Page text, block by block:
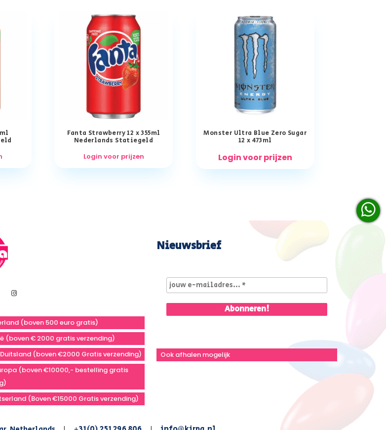
Fanta Strawberry 12 x 355ml
Nederlands Statiegeld
Login voor prijzen
Monster Ultra Blue Zero Sugar
12 x 473ml
Login voor prijzen
(boven 500 euro gratis)
(boven € 2000 gratis verzending)
(boven €2000 Gratis verzending)
(boven €10000,- bestelling gratis
(Boven €15000 Gratis verzending)
Nieuwsbrief
Ook afhalen mogelijk